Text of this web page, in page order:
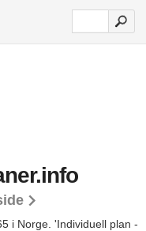
i Norge. 'Individuell plan -